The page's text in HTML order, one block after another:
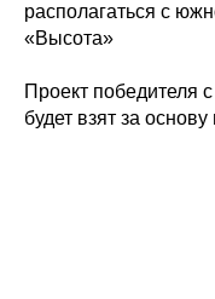
располагаться с
«Высота»
Проект победителя
будет взят за